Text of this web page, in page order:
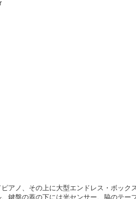
アノ、その上に大型エンドレス・ボッ
鍵盤の蓋の下には光センサー、脇のテ